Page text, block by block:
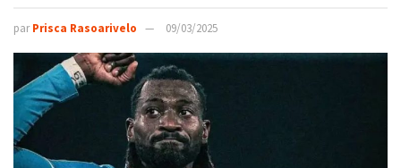
par Prisca Rasoarivelo 09/03/2025